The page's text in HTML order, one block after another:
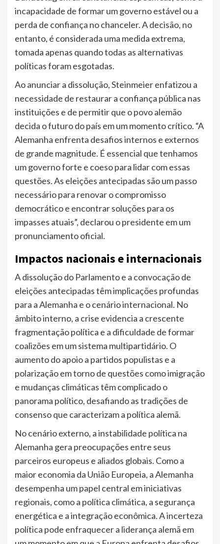
incapacidade de formar um governo estável ou a
perda de confiança no chanceler. A decisão, no
entanto, é considerada uma medida extrema,
tomada apenas quando todas as alternativas
políticas foram esgotadas.
Ao anunciar a dissolução, Steinmeier enfatizou a
necessidade de restaurar a confiança pública nas
instituições e de permitir que o povo alemão
decida o futuro do país em um momento crítico. “A
Alemanha enfrenta desafios internos e externos
de grande magnitude. É essencial que tenhamos
um governo forte e coeso para lidar com essas
questões. As eleições antecipadas são um passo
necessário para renovar o compromisso
democrático e encontrar soluções para os
impasses atuais”, declarou o presidente em um
pronunciamento oficial.
Impactos nacionais e internacionais
A dissolução do Parlamento e a convocação de
eleições antecipadas têm implicações profundas
para a Alemanha e o cenário internacional. No
âmbito interno, a crise evidencia a crescente
fragmentação política e a dificuldade de formar
coalizões em um sistema multipartidário. O
aumento do apoio a partidos populistas e a
polarização em torno de questões como imigração
e mudanças climáticas têm complicado o
panorama político, desafiando as tradições de
consenso que caracterizam a política alemã.
No cenário externo, a instabilidade política na
Alemanha gera preocupações entre seus
parceiros europeus e aliados globais. Como a
maior economia da União Europeia, a Alemanha
desempenha um papel central em iniciativas
regionais, como a política climática, a segurança
energética e a integração econômica. A incerteza
política pode enfraquecer a liderança alemã em